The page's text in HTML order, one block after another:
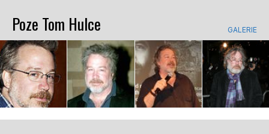
Poze Tom Hulce GALERIE